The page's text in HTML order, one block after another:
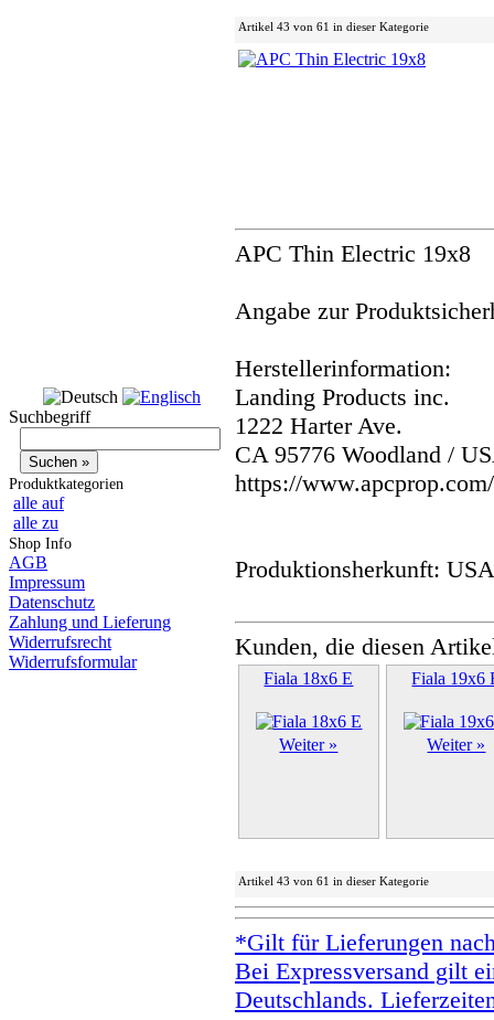
Suchbegriff
Produktkategorien
alle auf
alle zu
Shop Info
AGB
Impressum
Datenschutz
Zahlung und Lieferung
Widerrufsrecht
Widerrufsformular
Artikel 43 von 61 in dieser Kategorie
APC Thin Electric 19x8
Angabe zur
Herstellerinformation:
Landing Products inc.
1222 Harter Ave.
CA 95776 Woodland /
https://www.apcprop.com/
Produktionsherkunft: USA
Kunden, die diesen
Fiala 18x6 E
Weiter »
Fiala 19x6
Weiter »
Artikel 43 von 61 in dieser Kategorie
*Gilt für Lieferungen
Bei Expressversand gilt
Deutschlands.